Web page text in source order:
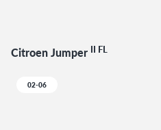
Citroen Jumper II FL
02-06